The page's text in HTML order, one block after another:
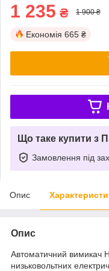
1 235 ₴ 1 900 ₴
Економія 665 ₴
Що таке купити з
Замовлення під
Опис
Опис
Автоматичний вимикач
низьковольтних